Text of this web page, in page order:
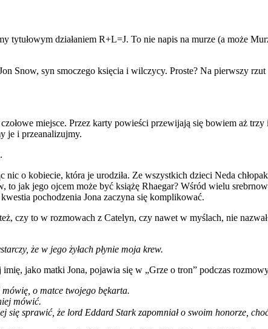
tytułowym działaniem R+L=J. To nie napis na murze (a może
Snow, syn smoczego księcia i wilczycy. Proste? Na pierwszy
miejsce. Przez karty powieści przewijają się bowiem aż
je i przeanalizujmy.
o kobiecie, która je urodziła. Ze wszystkich dzieci Neda
jak jego ojcem może być książę Rhaegar? Wśród wielu
pochodzenia Jona zaczyna się komplikować.
czy to w rozmowach z Catelyn, czy nawet w myślach, nie
że w jego żyłach płynie moja krew.
jako matki Jona, pojawia się w „Grze o tron” podczas
o matce twojego bękarta.
mówić.
sprawić, że lord Eddard Stark zapomniał o swoim honorze,